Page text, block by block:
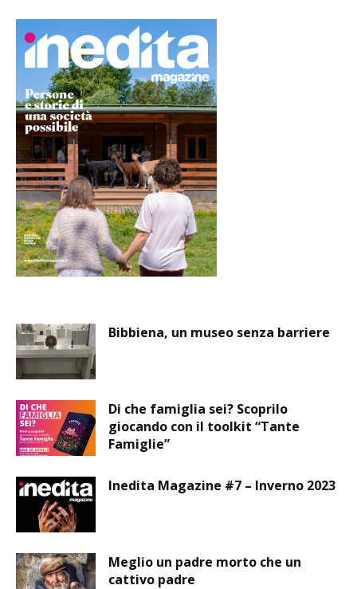
Bibbiena, un museo senza barriere
Di che famiglia sei? Scoprilo
giocando con il toolkit “Tante
Famiglie”
Inedita Magazine #7 – Inverno 2023
Meglio un padre morto che un
cattivo padre